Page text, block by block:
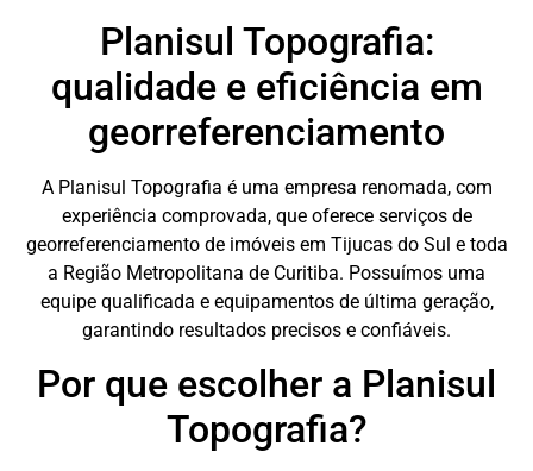
Planisul Topografia:
qualidade e eficiência em
georreferenciamento
A Planisul Topografia é uma empresa renomada, com
experiência comprovada, que oferece serviços de
georreferenciamento de imóveis em Tijucas do Sul e toda
a Região Metropolitana de Curitiba. Possuímos uma
equipe qualificada e equipamentos de última geração,
garantindo resultados precisos e confiáveis.
Por que escolher a Planisul
Topografia?